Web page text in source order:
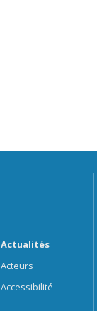
Actualités
Acteurs
Accessibilité